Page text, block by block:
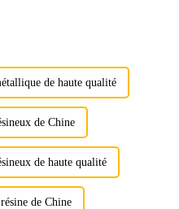
de haute qualité
de Chine
de haute qualité
de Chine